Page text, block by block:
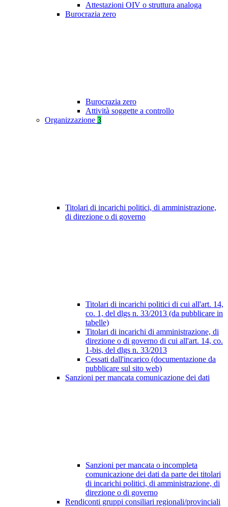
Attestazioni OIV o struttura analoga
Burocrazia zero
Burocrazia zero
Attività soggette a controllo
Organizzazione 3
Titolari di incarichi politici, di amministrazione,
di direzione o di governo
Titolari di incarichi politici di cui all'art. 14,
co. 1, del dlgs n. 33/2013 (da pubblicare in
tabelle)
Titolari di incarichi di amministrazione, di
direzione o di governo di cui all'art. 14, co.
1-bis, del dlgs n. 33/2013
Cessati dall'incarico (documentazione da
pubblicare sul sito web)
Sanzioni per mancata comunicazione dei dati
Sanzioni per mancata o incompleta
comunicazione dei dati da parte dei titolari
di incarichi politici, di amministrazione, di
direzione o di governo
Rendiconti gruppi consiliari regionali/provinciali